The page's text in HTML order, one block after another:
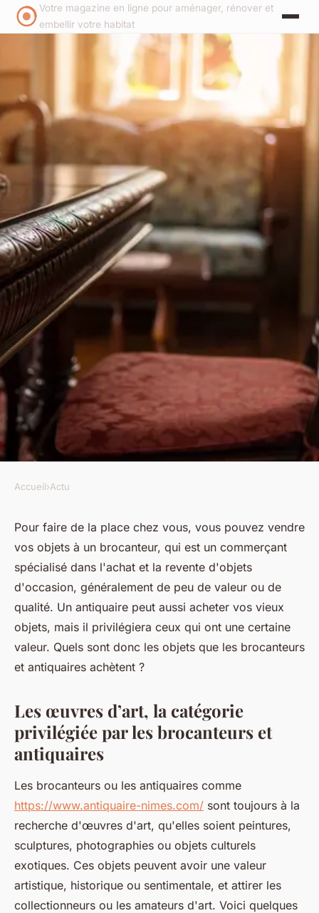
Votre magazine en ligne pour aménager, rénover et
embellir votre habitat
Quels sont les objets pouvant
être vendus auprès d'un
brocanteur ou d'un antiquaire
?
luc•20 janvier 2024•3 min de lecture
Accueil›Actu
Pour faire de la place chez vous, vous pouvez vendre
vos objets à un brocanteur, qui est un commerçant
spécialisé dans l'achat et la revente d'objets
d'occasion, généralement de peu de valeur ou de
qualité. Un antiquaire peut aussi acheter vos vieux
objets, mais il privilégiera ceux qui ont une certaine
valeur. Quels sont donc les objets que les brocanteurs
et antiquaires achètent ?
Les œuvres d’art, la catégorie
privilégiée par les brocanteurs et
antiquaires
Les brocanteurs ou les antiquaires comme
https://www.antiquaire-nimes.com/ sont toujours à la
recherche d'œuvres d'art, qu'elles soient peintures,
sculptures, photographies ou objets culturels
exotiques. Ces objets peuvent avoir une valeur
artistique, historique ou sentimentale, et attirer les
collectionneurs ou les amateurs d'art. Voici quelques